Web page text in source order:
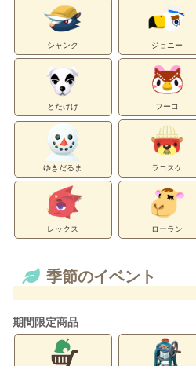
シャンク ジョニー
とたけけ フーコ
ゆきだるま ラコスケ
レックス ローラン
季節のイベント
期間限定商品